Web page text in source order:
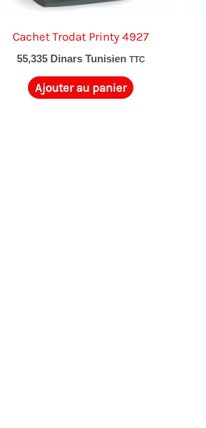
Cachet Trodat Printy 4927
55,335 Dinars Tunisien TTC
Ajouter au panier